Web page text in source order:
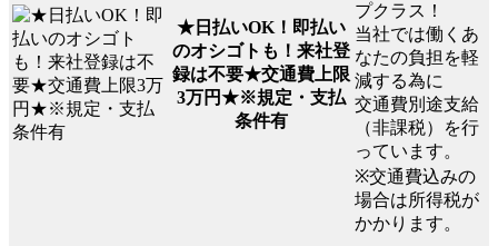
★日払いOK！即払い
のオシゴトも！来社登
録は不要★交通費上限
3万円★※規定・支払
条件有
プクラス！
当社では働くあ
なたの負担を軽
減する為に
交通費別途支給
（非課税）を行
っています。
※交通費込みの
場合は所得税が
かかります。